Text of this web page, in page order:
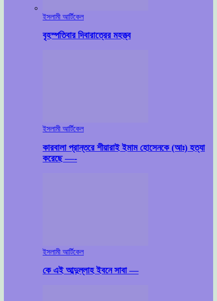
ইসলামী আর্টিকেল
বৃহস্পতিবার দিবারাত্রের মহত্ত্ব
ইসলামী আর্টিকেল
কারবালা প্রান্তরে শীয়ারাই ইমাম হোসেনকে (আঃ) হত্যা
করেছে —-
ইসলামী আর্টিকেল
কে এই আব্দুল্লাহ ইবনে সাবা —